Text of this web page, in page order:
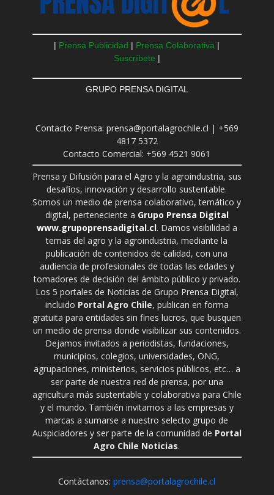
| Prensa Publicidad | Prensa Colaborativa |
Suscríbete |
GRUPO PRENSA DIGITAL
Contacto Prensa: prensa@portalagrochile.cl | +569
4817 5372
Contacto Comercial: +569 4521 9061
Prensa y Difusión para el Agro y la agroindustria, sus
desafíos, innovación y desarrollo sustentable.
Somos un medio de prensa colaborativo, temático y
digital, perteneciente a Grupo Prensa Digital
www.grupoprensadigital.cl. Damos visibilidad a
temas del agro y la agroindustria, mediante la
publicación de contenidos de calidad, con una
audiencia de profesionales de todas las edades y
tomadores de decisión del ámbito público y privado.
Los 5 portales de Noticias de Grupo Prensa Digital,
incluido Portal Agro Chile, publican en forma
gratuita para entidades sin fines lucros, que busquen
un medio de prensa donde visibilizar sus contenidos.
Dejamos invitados a periodistas, fundaciones,
municipios, colegios, universidades, ONG,
agrupaciones, ministerios, servicios públicos, etc… a
ser parte de nuestra red de prensa, por una
agricultura más sustentable y colaborativa para Chile
y el mundo. También invitamos a las empresas y
marcas a sumarse a nuestro selecto grupo de
Auspiciadores y ser parte de la comunidad de Portal
Agro Chile Noticias.
Contáctanos:prensa@portalagrochile.cl